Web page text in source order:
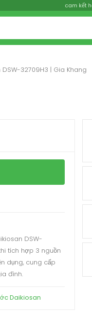
cam kết
32709H3 | Gia Khang
DSW-
tích hợp 3 nguồn
dụng, cung cấp
đình.
Daikiosan